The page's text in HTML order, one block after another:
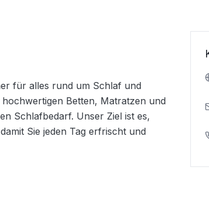
für alles rund um Schlaf und
Betten, Matratzen und
Schlafbedarf. Unser Ziel ist es,
Sie jeden Tag erfrischt und